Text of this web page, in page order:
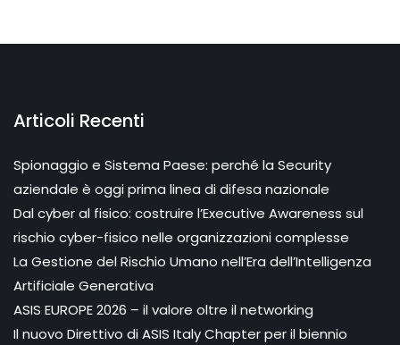
Articoli Recenti
Spionaggio e Sistema Paese: perché la Security
aziendale è oggi prima linea di difesa nazionale
Dal cyber al fisico: costruire l’Executive Awareness sul
rischio cyber-fisico nelle organizzazioni complesse
La Gestione del Rischio Umano nell’Era dell’Intelligenza
Artificiale Generativa
ASIS EUROPE 2026 – il valore oltre il networking
Il nuovo Direttivo di ASIS Italy Chapter per il biennio